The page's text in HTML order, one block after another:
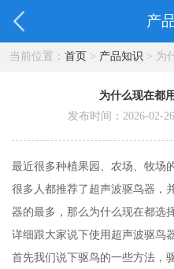
产
当前位置： 首页> 产品知识 > 为
为什么现在都
发布时间：2026-
最近很多种植果园、农场、牧场
很多人都推荐了超声波驱鸟器，
器的最多，那么为什么现在都选
详细跟大家说下使用超声波驱鸟
首先我们说下驱鸟的一些方法，